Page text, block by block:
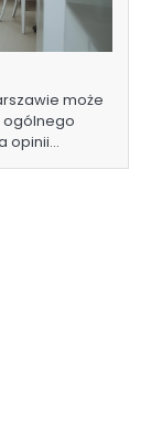
może
ogólnego
opinii…